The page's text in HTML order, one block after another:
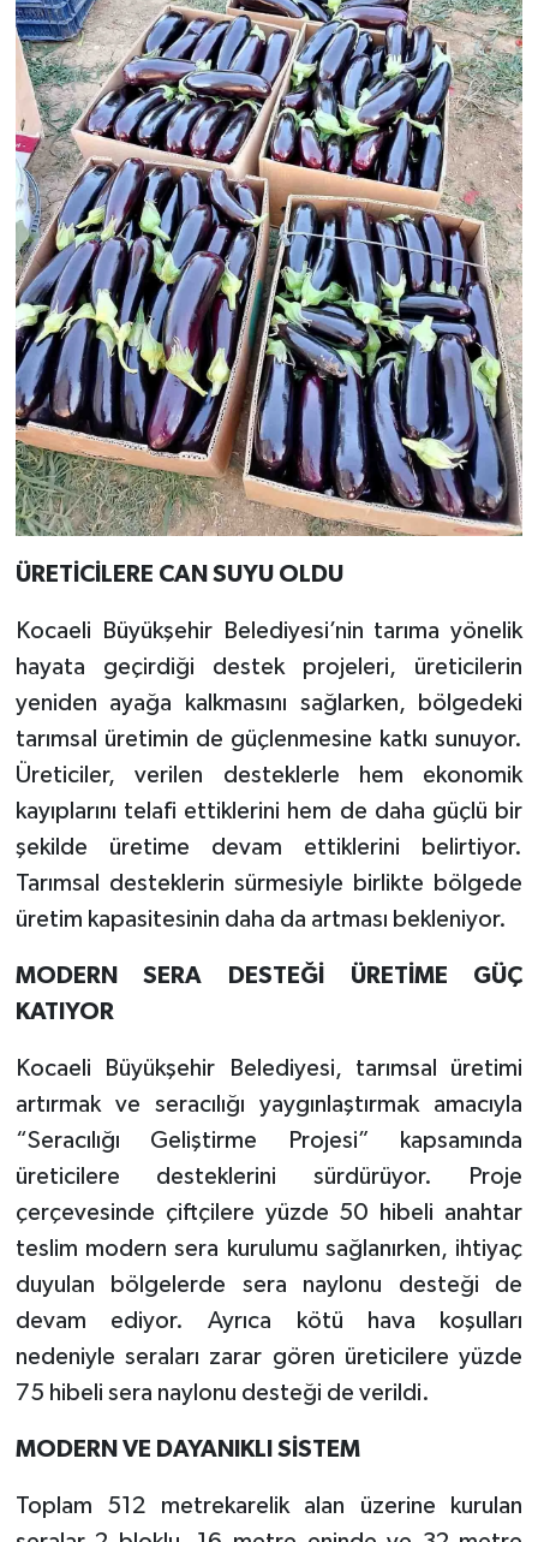
ÜRETİCİLERE CAN SUYU OLDU
Kocaeli Büyükşehir Belediyesi’nin tarıma yönelik
hayata geçirdiği destek projeleri, üreticilerin
yeniden ayağa kalkmasını sağlarken, bölgedeki
tarımsal üretimin de güçlenmesine katkı sunuyor.
Üreticiler, verilen desteklerle hem ekonomik
kayıplarını telafi ettiklerini hem de daha güçlü bir
şekilde üretime devam ettiklerini belirtiyor.
Tarımsal desteklerin sürmesiyle birlikte bölgede
üretim kapasitesinin daha da artması bekleniyor.
MODERN SERA DESTEĞİ ÜRETİME GÜÇ
KATIYOR
Kocaeli Büyükşehir Belediyesi, tarımsal üretimi
artırmak ve seracılığı yaygınlaştırmak amacıyla
“Seracılığı Geliştirme Projesi” kapsamında
üreticilere desteklerini sürdürüyor. Proje
çerçevesinde çiftçilere yüzde 50 hibeli anahtar
teslim modern sera kurulumu sağlanırken, ihtiyaç
duyulan bölgelerde sera naylonu desteği de
devam ediyor. Ayrıca kötü hava koşulları
nedeniyle seraları zarar gören üreticilere yüzde
75 hibeli sera naylonu desteği de verildi.
MODERN VE DAYANIKLI SİSTEM
Toplam 512 metrekarelik alan üzerine kurulan